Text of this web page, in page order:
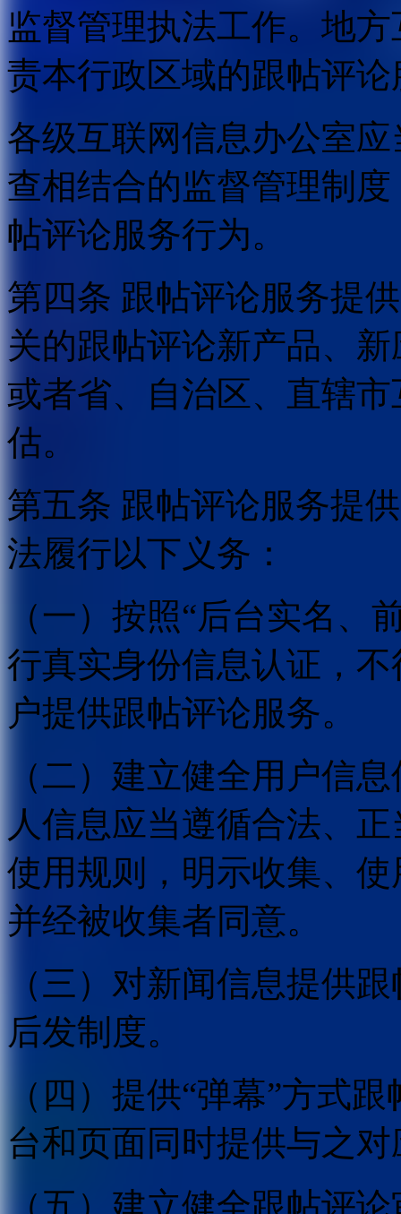
监督管理执法工作。地
责本行政区域的跟帖评
各级互联网信息办公室
查相结合的监督管理制
帖评论服务行为。
第四条 跟帖评论服务提
关的跟帖评论新产品、
或者省、自治区、直辖
估。
第五条 跟帖评论服务提
法履行以下义务：
（一）按照“后台实名、
行真实身份信息认证，
户提供跟帖评论服务。
（二）建立健全用户信
人信息应当遵循合法、
使用规则，明示收集、
并经被收集者同意。
（三）对新闻信息提供
后发制度。
（四）提供“弹幕”方式
台和页面同时提供与之
（五）建立健全跟帖评